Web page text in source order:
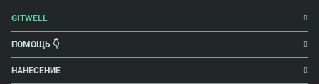
GITWELL
ПОМОЩЬ 👇
НАНЕСЕНИЕ